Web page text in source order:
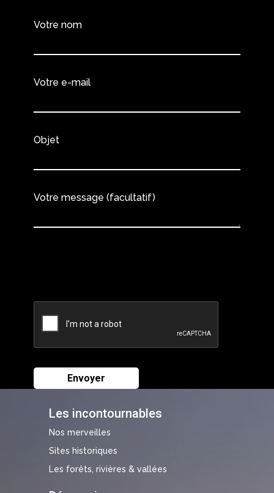
Les incontournables
Nos merveilles
Sites historiques
Les forêts, rivières & vallées
Votre nom
Votre e-mail
Objet
Votre message (facultatif)